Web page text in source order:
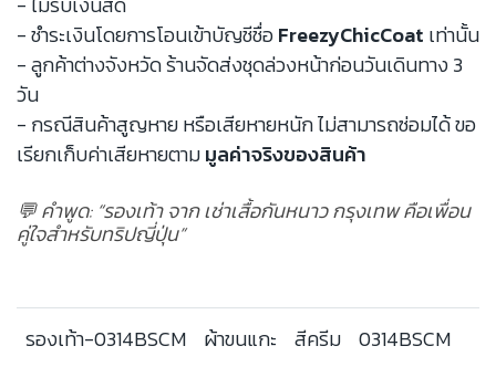
- ชำระเงินโดยการโอนเข้าบัญชีชื่อFreezyChicCoat เท่านั้น
- ลูกค้าต่างจังหวัด ร้านจัดส่งชุดล่วงหน้าก่อนวันเดินทาง 3
วัน
- กรณีสินค้าสูญหาย หรือเสียหายหนัก ไม่สามารถซ่อมได้ ขอ
เรียกเก็บค่าเสียหายตามมูลค่าจริงของสินค้า
💬 คำพูด: “รองเท้า จาก เช่าเสื้อกันหนาว กรุงเทพ คือเพื่อน
คู่ใจสำหรับทริปญี่ปุ่น”
รองเท้า-0314BSCM ผ้าขนแกะ สีครีม 0314BSCM